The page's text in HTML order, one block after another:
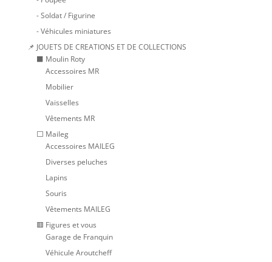
- Soldat / Figurine
- Véhicules miniatures
📌 JOUETS DE CREATIONS ET DE COLLECTIONS
⬛ Moulin Roty
Accessoires MR
Mobilier
Vaisselles
Vêtements MR
⬜ Maileg
Accessoires MAILEG
Diverses peluches
Lapins
Souris
Vêtements MAILEG
🟥 Figures et vous
Garage de Franquin
Véhicule Aroutcheff